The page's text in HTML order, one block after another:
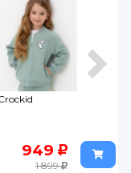
949
1 899